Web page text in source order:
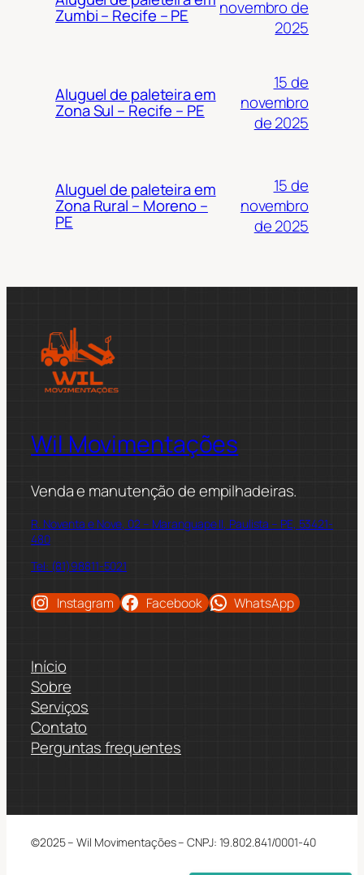
Zumbi – Recife – PE
novembro de
2025
Aluguel de paleteira em
Zona Sul – Recife – PE
15 de
novembro
de 2025
Aluguel de paleteira em
Zona Rural – Moreno –
PE
15 de
novembro
de 2025
Wil Movimentações
Venda e manutenção de empilhadeiras.
R. Noventa e Nove, 02 – Maranguape II, Paulista – PE, 53421-
480
Tel: (81)98811-5021
Instagram Facebook WhatsApp
Início
Sobre
Serviços
Contato
Perguntas frequentes
©2025 – Wil Movimentações – CNPJ: 19.802.841/0001-40